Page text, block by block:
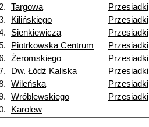
Targowa
Przesiadki
Kilińskiego
Przesiadki
Sienkiewicza
Przesiadki
Piotrkowska Centrum
Przesiadki
Żeromskiego
Przesiadki
Dw. Łódź Kaliska
Przesiadki
Wileńska
Przesiadki
Wróblewskiego
Przesiadki
Karolew